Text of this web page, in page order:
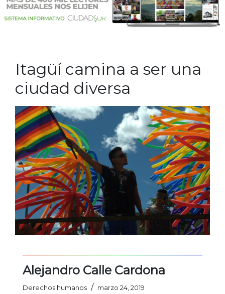
Previous
Itagüí camina a ser una
ciudad diversa
Alejandro Calle Cardona
Derechos humanos / marzo 24, 2019